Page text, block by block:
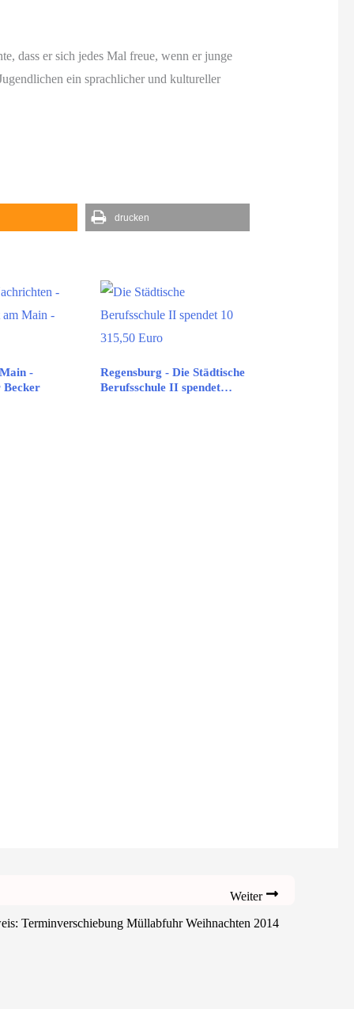
dass er sich jedes Mal freue, wenn er junge
ein sprachlicher und kultureller
drucken
-
Becker
Regensburg - Die Städtische
Berufsschule II spendet…
Weiter
Terminverschiebung Müllabfuhr Weihnachten 2014